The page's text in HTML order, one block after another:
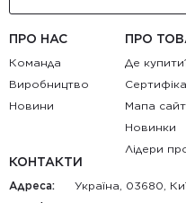
ПРО НАС
Команда
Виробництво
Новини
ПРО
Де
Мапа
Новинки
Лідери
КОНТАКТИ
Адреса:
Україна, 03680,